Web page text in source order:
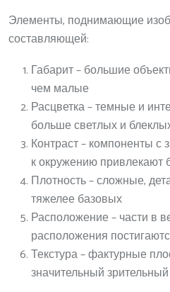
Элементы, поднимающие
составляющей:
Габарит – большие
чем малые
Расцветка – темные и
больше светлых и
Контраст – компоненты с
к окружению привлекают
Плотность – сложные,
тяжелее базовых
Расположение – части в
расположения
Текстура – фактурные
значительный